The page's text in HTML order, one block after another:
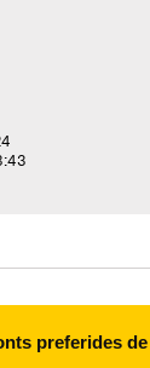
preferides